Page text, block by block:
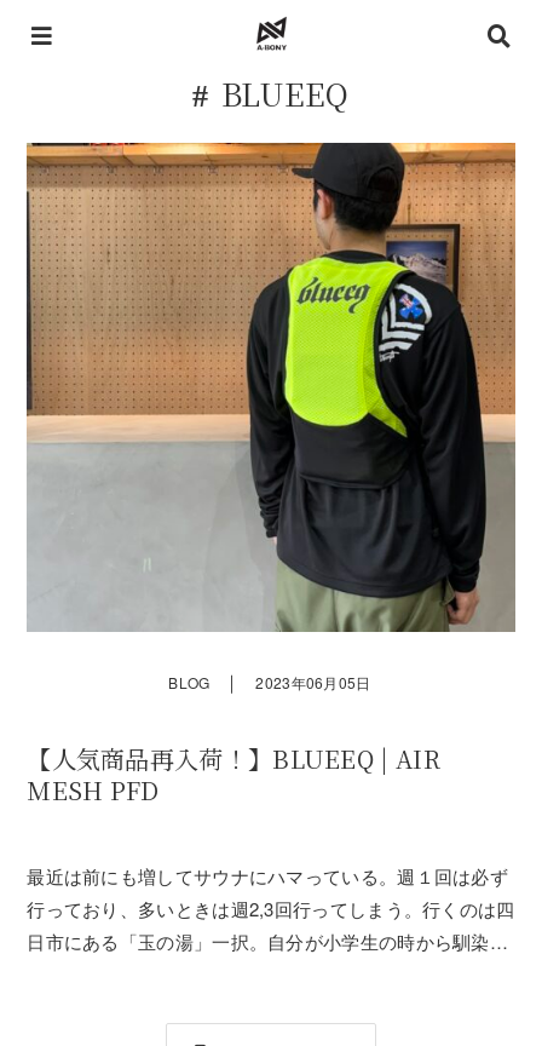
BLUEEQ
BLOG ｜ 2023年06月05日
【人気商品再入荷！】BLUEEQ | AIR
MESH PFD
最近は前にも増してサウナにハマっている。週１回は必ず
行っており、多いときは週2,3回行ってしまう。行くのは四
日市にある「玉の湯」一択。自分が小学生の時から馴染み
階の銭湯の中にあるサウナ。ただ、ここ...